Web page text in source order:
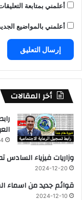
أعلمني بمتابعة
أعلمني بالمواضيع
أخر المقالات
وزاريات فيزياء السادس
2024-12-20
قوائم جديد من اسماء
2024-12-10